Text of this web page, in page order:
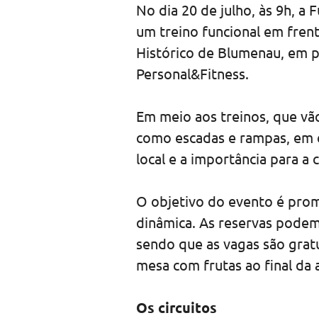
No dia 20 de julho, às 9h, a
um treino funcional em
Histórico de Blumenau, em
Personal&Fitness.
Em meio aos treinos, que
como escadas e rampas,
local e a importância para a
O objetivo do evento é
dinâmica. As reservas
sendo que as vagas são
mesa com frutas ao final da
Os circuitos